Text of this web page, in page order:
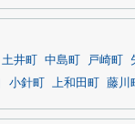
土井町 中島町 戸崎町
小針町 上和田町 藤川町